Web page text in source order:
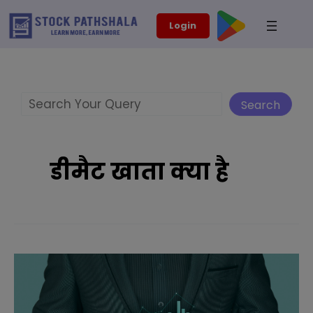
Skip
Login
Search
डीमैट खाता क्या है
modal-check